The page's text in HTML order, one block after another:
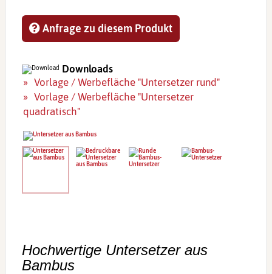
Anfrage zu diesem Produkt
Downloads
Vorlage / Werbefläche "Untersetzer rund"
Vorlage / Werbefläche "Untersetzer
quadratisch"
Hochwertige Untersetzer aus
Bambus